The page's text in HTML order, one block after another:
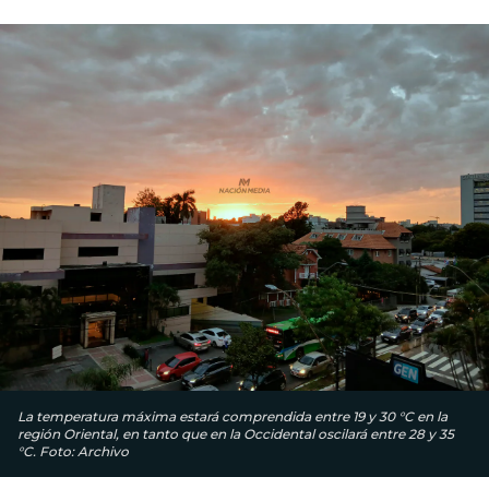
La temperatura máxima estará comprendida entre 19 y 30 °C en la
región Oriental, en tanto que en la Occidental oscilará entre 28 y 35
°C. Foto: Archivo